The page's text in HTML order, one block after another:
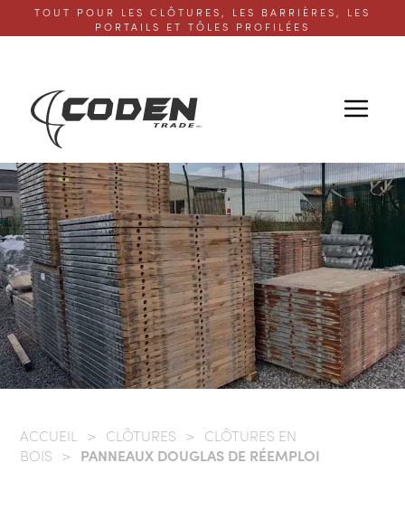
TOUT POUR LES CLÔTURES, LES BARRIÈRES, LES
PORTAILS ET TÔLES PROFILÉES
ACCUEIL / CLÔTURES / CLÔTURES EN
BOIS
/ PANNEAUX DOUGLAS DE RÉEMPLOI